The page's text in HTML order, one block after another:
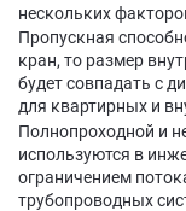
нескольких
Пропускная
кран, то размер
будет совпадать с
для квартирных и
Полнопроходной и
используются в
ограничением
трубопроводных